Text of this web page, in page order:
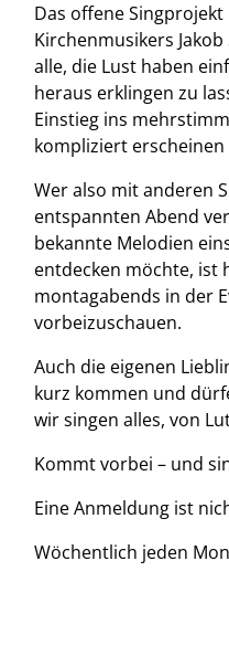
Das offene
Kirchenmusikers
alle, die Lust haben
heraus erklingen zu
Einstieg ins
kompliziert erscheinen
Wer also mit anderen
entspannten Abend
bekannte Melodien
entdecken möchte, ist
montagabends in der
vorbeizuschauen.
Auch die eigenen
kurz kommen und
wir singen alles, von
Kommt vorbei – und
Eine Anmeldung ist
Wöchentlich jeden